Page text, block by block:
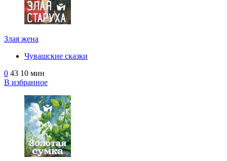
Злая жена
Чувашские сказки
0 43 10 мин
В избранное